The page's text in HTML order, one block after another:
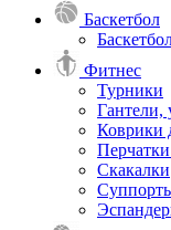
Баскетбол
Фитнес
Турники
Гантели,
Коврики
Скакалки